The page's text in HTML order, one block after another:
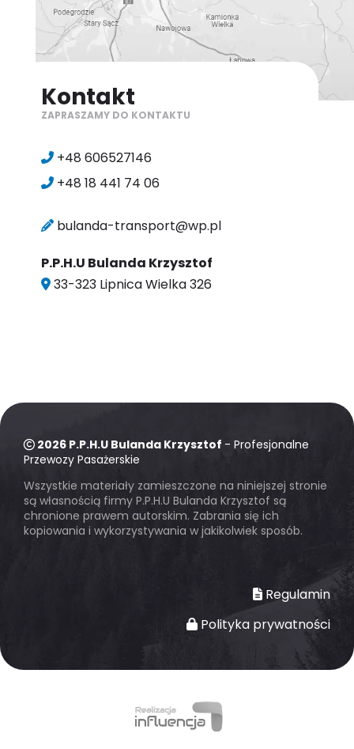
Kontakt
ZAPRASZAMY DO KONTAKTU
+48 606527146
+48 18 441 74 06
bulanda-transport@wp.pl
P.P.H.U Bulanda Krzysztof
33-323 Lipnica Wielka 326
2026 P.P.H.U Bulanda Krzysztof - Profesjonalne
Przewozy Pasażerskie
Wszystkie materiały zamieszczone na niniejszej stronie
są własnością firmy P.P.H.U Bulanda Krzysztof są
chronione prawem autorskim. Zabrania się ich
kopiowania i wykorzystywania w jakikolwiek sposób.
Regulamin
Polityka prywatności